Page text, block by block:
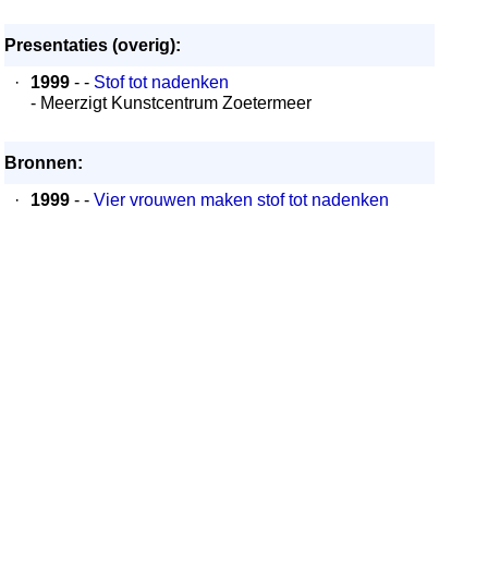
Presentaties (overig):
·
1999 - - Stof tot nadenken
- Meerzigt Kunstcentrum Zoetermeer
Bronnen:
·
1999 - - Vier vrouwen maken stof tot nadenken